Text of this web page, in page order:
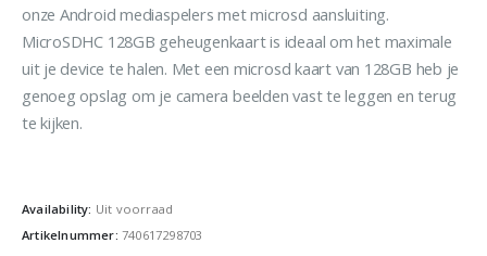
onze Android mediaspelers met microsd aansluiting.
MicroSDHC 128GB geheugenkaart is ideaal om het maximale
uit je device te halen. Met een microsd kaart van 128GB heb je
genoeg opslag om je camera beelden vast te leggen en terug
te kijken.
Availability: Uit voorraad
Artikelnummer: 740617298703